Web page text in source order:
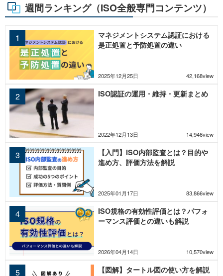
週間ランキング（ISO全般専門コンテンツ）
2025年12月25日 42,168view
マネジメントシステム認証における
是正処置と予防処置の違い
2022年12月13日 14,946view
ISO認証の運用・維持・更新まとめ
2025年01月17日 83,866view
【入門】ISO内部監査とは？目的や
進め方、評価方法を解説
2026年04月14日 10,570view
ISO規格の有効性評価とは？パフォ
ーマンス評価との違いも解説
【図解】タートル図の使い方を解説